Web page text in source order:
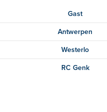
Gast
Antwerpen
Westerlo
RC Genk